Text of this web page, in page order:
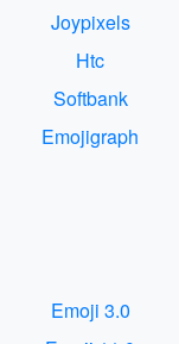
Joypixels
Htc
Softbank
Emojigraph
Emoji 3.0